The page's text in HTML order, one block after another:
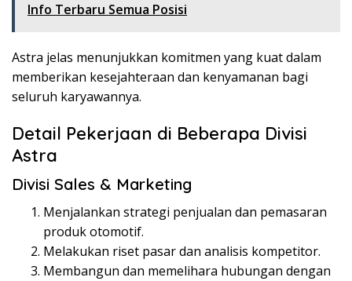
Info Terbaru Semua Posisi
Astra jelas menunjukkan komitmen yang kuat dalam
memberikan kesejahteraan dan kenyamanan bagi
seluruh karyawannya.
Detail Pekerjaan di Beberapa Divisi
Astra
Divisi Sales & Marketing
Menjalankan strategi penjualan dan pemasaran
produk otomotif.
Melakukan riset pasar dan analisis kompetitor.
Membangun dan memelihara hubungan dengan